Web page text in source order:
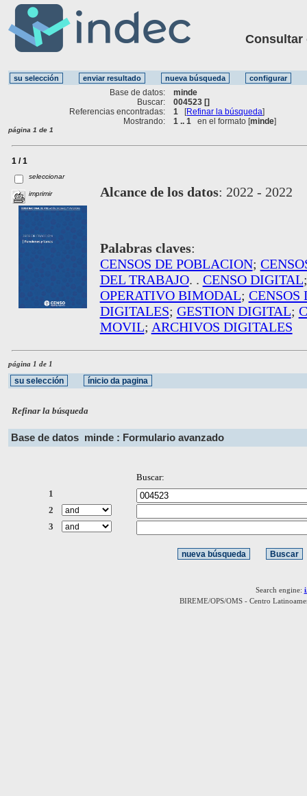
Consultar
Base de datos:
minde
Buscar:
004523 []
Referencias encontradas:
1 [Refinar la búsqueda]
Mostrando:
1 .. 1 en el formato [minde]
página 1 de 1
1 / 1
seleccionar
imprimir Alcance de los datos: 2022 - 2022
Palabras claves:
CENSOS DE POBLACION;
DEL TRABAJO. . CENSO DIGITAL
OPERATIVO BIMODAL; CENSOS
DIGITALES; GESTION DIGITAL;
MOVIL; ARCHIVOS DIGITALES
página 1 de 1
Refinar la búsqueda
Base de datos minde : Formulario avanzado
Buscar:
1
2
3
Search engine:
BIREME/OPS/OMS - Centro